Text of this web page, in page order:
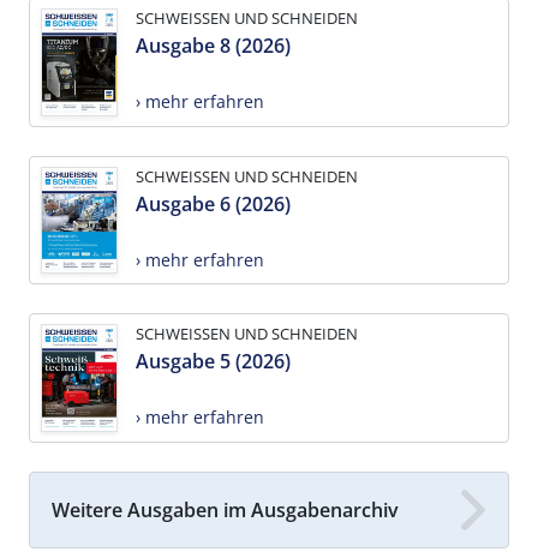
SCHWEISSEN UND SCHNEIDEN
Ausgabe 8 (2026)
› mehr erfahren
SCHWEISSEN UND SCHNEIDEN
Ausgabe 6 (2026)
› mehr erfahren
SCHWEISSEN UND SCHNEIDEN
Ausgabe 5 (2026)
› mehr erfahren
Weitere Ausgaben im Ausgabenarchiv